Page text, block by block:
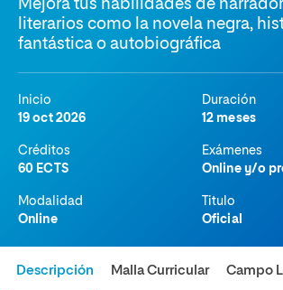
Mejora tus habilidades de
literarios como la novela negra,
fantástica o autobiográfica
Inicio
19 oct 2026
Duración
12 meses
Créditos
60 ECTS
Exámenes
Online y/o
Modalidad
Online
Titulo
Oficial
Descripción Malla Curricular Campo